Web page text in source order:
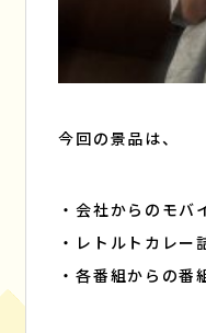
今回の景品は、
・会社からのモバ
・レトルトカレー
・各番組からの